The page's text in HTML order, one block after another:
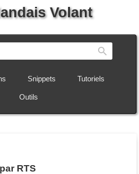
Volant
Snippets Tutoriels
Outils
RTS